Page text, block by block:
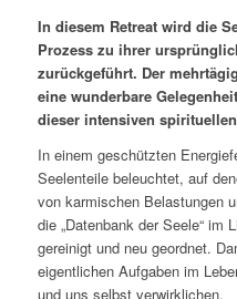
In diesem Retreat wird die
Prozess zu ihrer
zurückgeführt. Der
eine wunderbare
dieser intensiven
In einem geschützten
Seelenteile beleuchtet, auf
von karmischen Belastungen
die „Datenbank der Seele“ im
gereinigt und neu geordnet.
eigentlichen Aufgaben im
und uns selbst verwirklichen.